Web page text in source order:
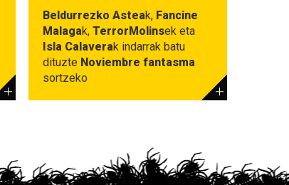
Beldurrezko Asteak, Fancine
Malagak, TerrorMolinsek eta
Isla Calaverak indarrak batu
dituzte Noviembre fantasma
sortzeko